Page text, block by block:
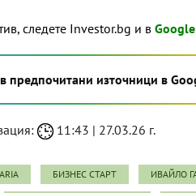
следете Investor.bg и в
предпочитани източници в
11:43 | 27.03.26 г.
БИЗНЕС СТАРТ ИВАЙЛО